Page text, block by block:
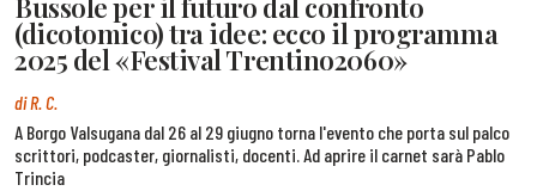
Bussole per il futuro dal confronto
(dicotomico) tra idee: ecco il programma
2025 del «Festival Trentino2060»
di R. C.
A Borgo Valsugana dal 26 al 29 giugno torna l'evento che porta sul palco
scrittori, podcaster, giornalisti, docenti. Ad aprire il carnet sarà Pablo
Trincia